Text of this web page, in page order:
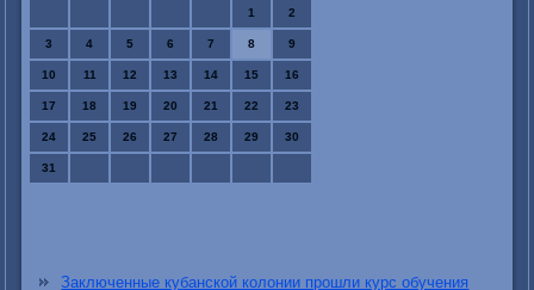
1 2
3 4 5 6 7 8 9
10 11 12 13 14 15 16
17 18 19 20 21 22 23
24 25 26 27 28 29 30
31
Заключенные кубанской колонии прошли курс обучения